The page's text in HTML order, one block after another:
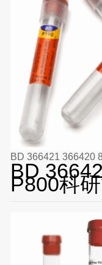
BD 366421 366420
BD
P800科